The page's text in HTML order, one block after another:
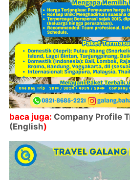
baca juga: Company Profile
(English)